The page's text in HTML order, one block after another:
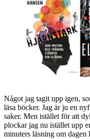
Något jag tagit upp igen,
läsa böcker. Jag är ju en
saker. Men istället för att
plockar jag nu istället upp
minuters läsning om dagen